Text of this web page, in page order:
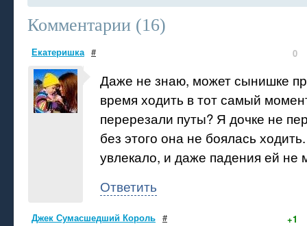
Комментарии (16)
Екатеришка # 0
Даже не знаю, может сынишке
время ходить в тот самый
перерезали путы? Я дочке не
без этого она не боялась
увлекало, и даже падения ей не
Ответить
Джек Сумасшедший Король # +1